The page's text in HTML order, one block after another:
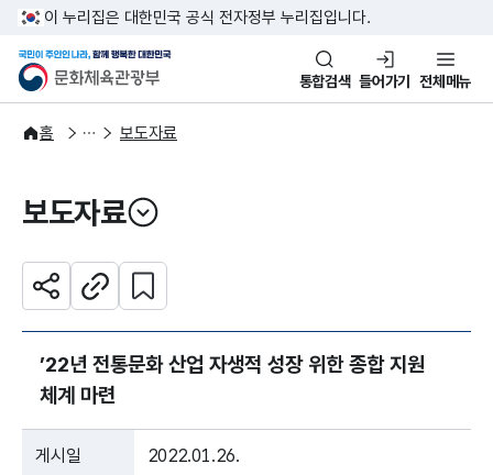
본문 바로가기
주메뉴 바로가기
이 누리집은 대한민국 공식 전자정부 누리집입니다.
문화체육관광부
국민이 주인인 나라, 함께 행복
통합검색 들어가기 전체메뉴
홈
알림·소식
보도·뉴스 보도자료
보도자료
열기
공유하기주소복사
관심 콘텐츠 설정하기
’22년 전통문화 산업 자생적 성장 위한 종합 지원
체계 마련
게시일 2022.01.26.